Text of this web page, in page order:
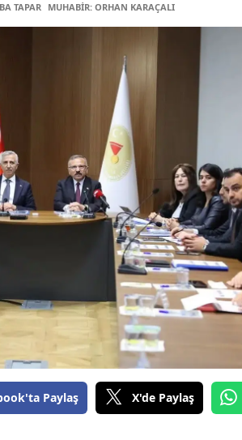
TAPAR MUHABİR: ORHAN KARAÇALI
Paylaş X'de Paylaş